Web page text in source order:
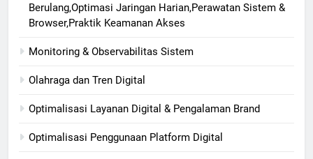
Berulang,Optimasi Jaringan Harian,Perawatan Sistem &
Browser,Praktik Keamanan Akses
Monitoring & Observabilitas Sistem
Olahraga dan Tren Digital
Optimalisasi Layanan Digital & Pengalaman Brand
Optimalisasi Penggunaan Platform Digital